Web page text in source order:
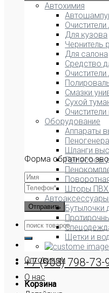
Форма обратного
+7 (903) 798-73-
Корзина
Автохимия
Для кузова
Чернитель
Для салона
Средство
Очистители
Смазки
Сухой
Очистители
Оборудование
Аппараты
Шланги
Пылесосы
Шторы ПВХ
Бутылочки
Щетки и
Оптовикам
О нас